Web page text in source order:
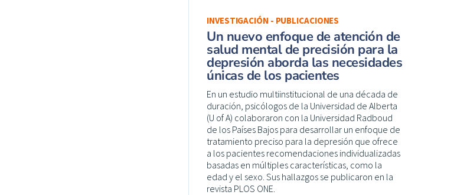
INVESTIGACIÓN - PUBLICACIONES
Un nuevo enfoque de atención de
salud mental de precisión para la
depresión aborda las necesidades
únicas de los pacientes
En un estudio multiinstitucional de una década de
duración, psicólogos de la Universidad de Alberta
(U of A) colaboraron con la Universidad Radboud
de los Países Bajos para desarrollar un enfoque de
tratamiento preciso para la depresión que ofrece
a los pacientes recomendaciones individualizadas
basadas en múltiples características, como la
edad y el sexo. Sus hallazgos se publicaron en la
revista PLOS ONE.